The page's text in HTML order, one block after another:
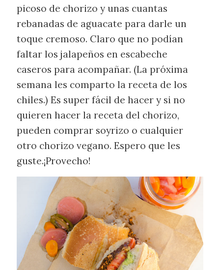
picoso de chorizo y unas cuantas
rebanadas de aguacate para darle un
toque cremoso. Claro que no podían
faltar los jalapeños en escabeche
caseros para acompañar. (La próxima
semana les comparto la receta de los
chiles.) Es super fácil de hacer y si no
quieren hacer la receta del chorizo,
pueden comprar soyrizo o cualquier
otro chorizo vegano. Espero que les
guste.¡Provecho!